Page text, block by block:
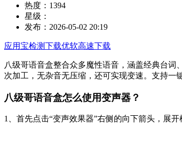
热度： 1394
星级：
发布： 2026-05-02 20:19
应用宝检测下载优软高速下载
八级哥语音盒整合众多魔性语音，涵盖经典台
次加工，无杂音无压缩，还可实现变速。支持一
八级哥语音盒怎么使用变声器？
1、首先点击“变声效果器”右侧的向下箭头，展开